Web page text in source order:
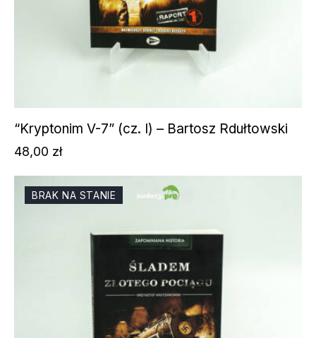
“Kryptonim V-7” (cz. I) – Bartosz Rdułtowski
48,00 zł
BRAK NA STANIE